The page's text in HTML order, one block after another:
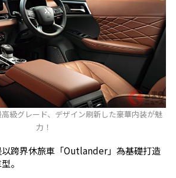
級グレード、デザイン刷新した豪華内装が魅
力！
跨界休旅車「Outlander」為基礎打造
。